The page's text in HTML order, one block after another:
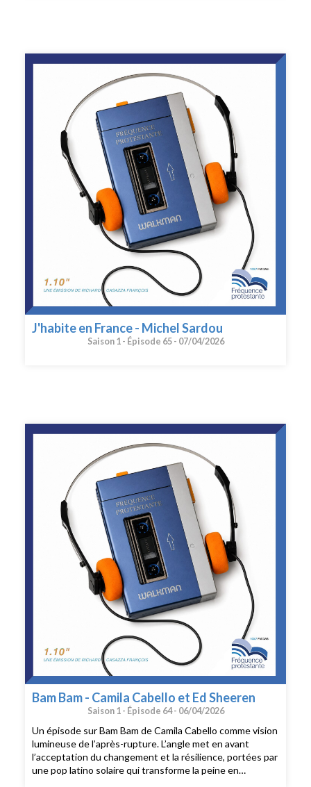
J'habite en France - Michel Sardou
Saison 1 - Épisode 65 - 07/04/2026
Bam Bam - Camila Cabello et Ed Sheeren
Saison 1 - Épisode 64 - 06/04/2026
Un épisode sur Bam Bam de Camila Cabello comme vision
lumineuse de l’après-rupture. L’angle met en avant
l’acceptation du changement et la résilience, portées par
une pop latino solaire qui transforme la peine en